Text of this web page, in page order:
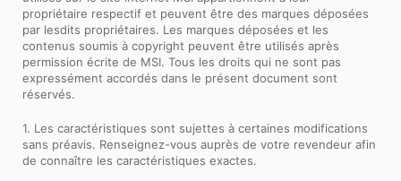
propriétaire respectif et peuvent être des marques déposées
par lesdits propriétaires. Les marques déposées et les
contenus soumis à copyright peuvent être utilisés après
permission écrite de MSI. Tous les droits qui ne sont pas
expressément accordés dans le présent document sont
réservés.
1. Les caractéristiques sont sujettes à certaines modifications
sans préavis. Renseignez-vous auprès de votre revendeur afin
de connaître les caractéristiques exactes.